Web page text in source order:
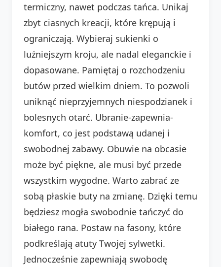
termiczny, nawet podczas tańca. Unikaj
zbyt ciasnych kreacji, które krępują i
ograniczają. Wybieraj sukienki o
luźniejszym kroju, ale nadal eleganckie i
dopasowane. Pamiętaj o rozchodzeniu
butów przed wielkim dniem. To pozwoli
uniknąć nieprzyjemnych niespodzianek i
bolesnych otarć. Ubranie-zapewnia-
komfort, co jest podstawą udanej i
swobodnej zabawy. Obuwie na obcasie
może być piękne, ale musi być przede
wszystkim wygodne. Warto zabrać ze
sobą płaskie buty na zmianę. Dzięki temu
będziesz mogła swobodnie tańczyć do
białego rana. Postaw na fasony, które
podkreślają atuty Twojej sylwetki.
Jednocześnie zapewniają swobodę